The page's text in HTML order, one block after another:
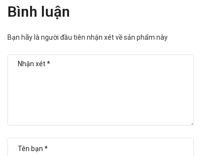
Bình luận
Bạn hãy là người đầu tiên nhận xét về sản phẩm này